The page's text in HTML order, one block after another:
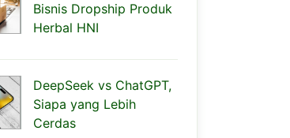
Bisnis Dropship Produk
Herbal HNI
DeepSeek vs ChatGPT,
Siapa yang Lebih
Cerdas